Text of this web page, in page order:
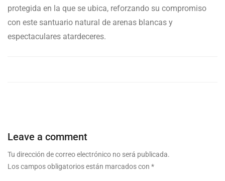
protegida en la que se ubica, reforzando su compromiso
con este santuario natural de arenas blancas y
espectaculares atardeceres.
Leave a comment
Tu dirección de correo electrónico no será publicada.
Los campos obligatorios están marcados con *